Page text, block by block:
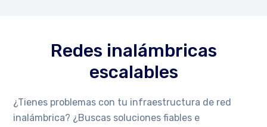
Redes inalámbricas
escalables
¿Tienes problemas con tu infraestructura de red
inalámbrica? ¿Buscas soluciones fiables e